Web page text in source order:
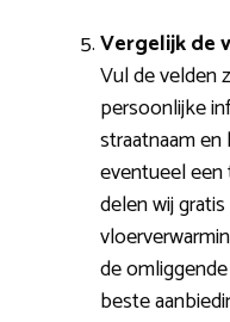
Vergelijk de
Vul de velden
persoonlijke
straatnaam
eventueel
delen wij
de
beste